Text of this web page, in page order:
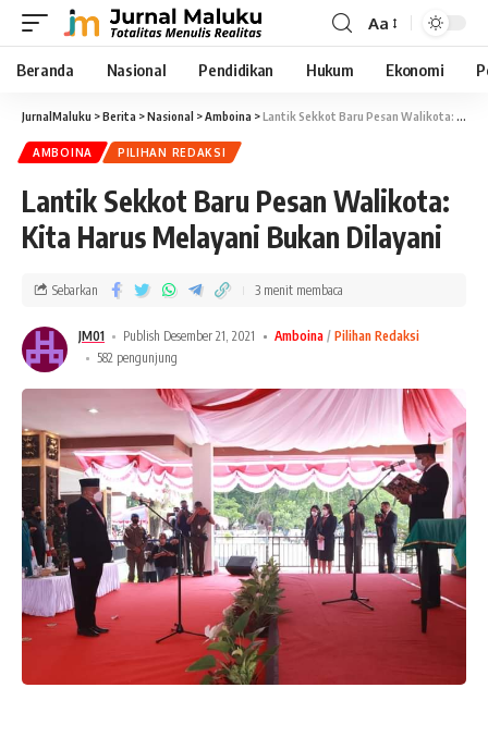
Aa
Beranda Nasional Pendidikan Hukum Ekonomi
JurnalMaluku >Berita >Nasional >Amboina >Lantik Sekkot Baru Pesan Walikota: Kita Harus Melayani Bukan Dilayani
AMBOINA PILIHAN REDAKSI
Lantik Sekkot Baru Pesan Walikota:
Kita Harus Melayani Bukan Dilayani
JM01 Publish Desember 21, 2021 Amboina
Pilihan Redaksi
582 pengunjung
Sebarkan 3 menit membaca